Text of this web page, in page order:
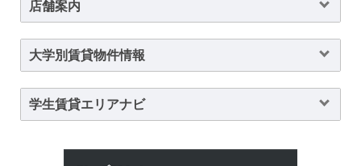
店舗案内
大学別賃貸物件情報
学生賃貸エリアナビ